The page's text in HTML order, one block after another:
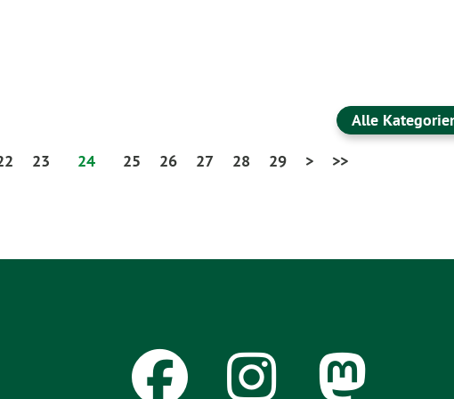
Alle
23 24 25 26 27 28 29 > >>